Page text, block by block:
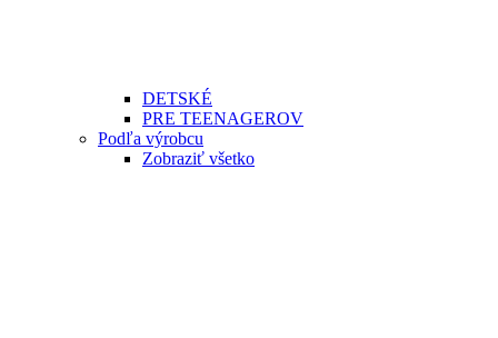
DETSKÉ
PRE TEENAGEROV
Podľa výrobcu
Zobraziť všetko